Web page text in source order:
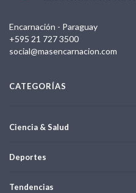
Encarnación - Paraguay
+595 21 727 3500
social@masencarnacion.com
CATEGORÍAS
Ciencia & Salud
Deportes
Tendencias